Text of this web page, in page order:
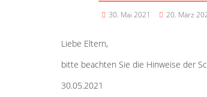
30. Mai 2021 20. März
Liebe Eltern,
bitte beachten Sie die Hinweise der
30.05.2021